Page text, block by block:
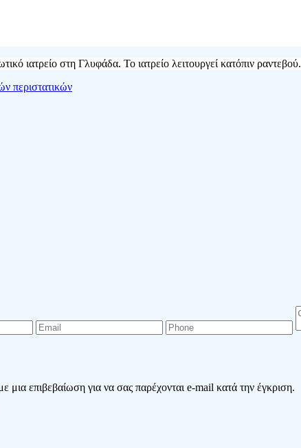
ιατρείο στη Γλυφάδα. Το ιατρείο λειτουργεί κατόπιν ραντεβού.
περιστατικών
μια επιβεβαίωση για να σας παρέχονται e-mail κατά την έγκριση.